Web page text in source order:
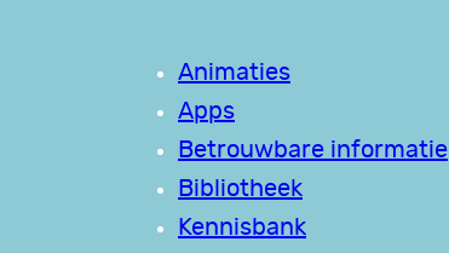
Animaties
Apps
Betrouwbare informatie
Bibliotheek
Kennisbank